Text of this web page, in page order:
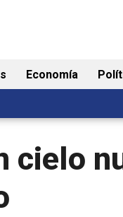
Economía
cielo